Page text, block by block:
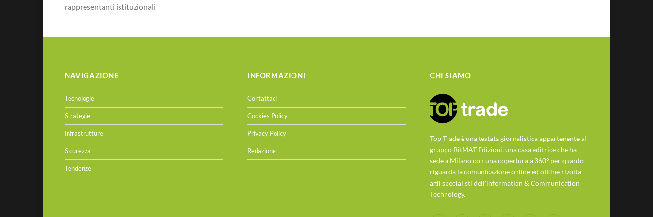
rappresentanti istituzionali
NAVIGAZIONE
Tecnologie
Strategie
Infrastrutture
Sicurezza
Tendenze
INFORMAZIONI
Contattaci
Cookies Policy
Privacy Policy
Redazione
CHI SIAMO
Top Trade è una testata giornalistica appartenente al
gruppo BitMAT Edizioni, una casa editrice che ha
sede a Milano con una copertura a 360° per quanto
riguarda la comunicazione online ed offline rivolta
agli specialisti dell'lnformation & Communication
Technology.